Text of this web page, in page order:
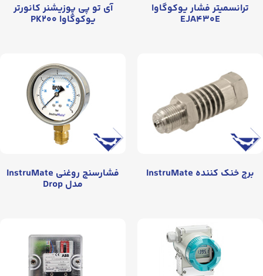
ترانسمیتر فشار یوکوگاوا
EJA۴۳۰E
آی تو پی پوزیشنر کانورتر
یوکوگاوا PK۲۰۰
برج خنک کننده InstruMate فشارسنج روغنی InstruMate
مدل Drop